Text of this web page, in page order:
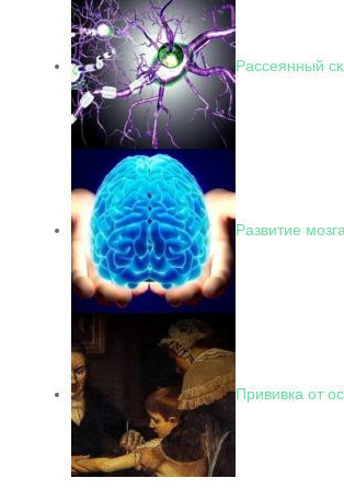
Рассеянный
Развитие мозга
Прививка от